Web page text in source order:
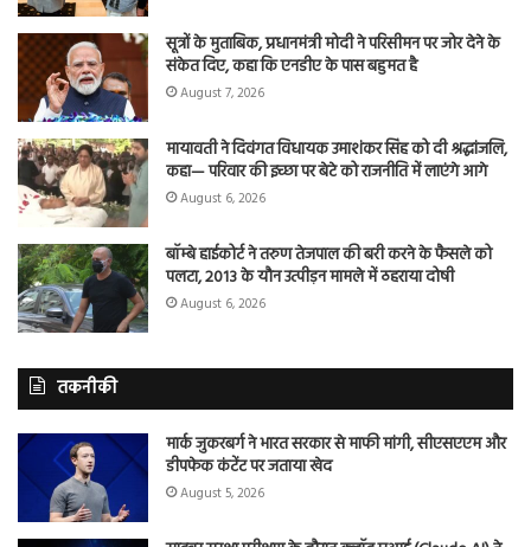
सूत्रों के मुताबिक, प्रधानमंत्री मोदी ने परिसीमन पर जोर देने के
संकेत दिए, कहा कि एनडीए के पास बहुमत है
August 7, 2026
मायावती ने दिवंगत विधायक उमाशंकर सिंह को दी श्रद्धांजलि,
कहा— परिवार की इच्छा पर बेटे को राजनीति में लाएंगे आगे
August 6, 2026
बॉम्बे हाईकोर्ट ने तरुण तेजपाल की बरी करने के फैसले को
पलटा, 2013 के यौन उत्पीड़न मामले में ठहराया दोषी
August 6, 2026
तकनीकी
मार्क जुकरबर्ग ने भारत सरकार से माफी मांगी, सीएसएएम और
डीपफेक कंटेंट पर जताया खेद
August 5, 2026